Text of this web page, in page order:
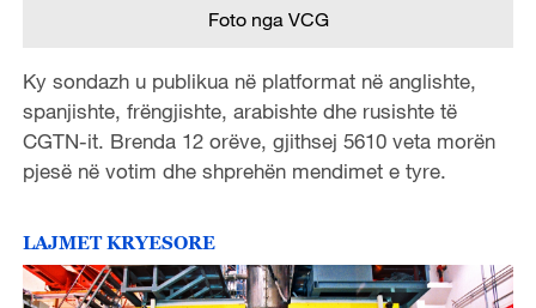
Foto nga VCG
Ky sondazh u publikua në platformat në anglishte,
spanjishte, frëngjishte, arabishte dhe rusishte të
CGTN-it. Brenda 12 orëve, gjithsej 5610 veta morën
pjesë në votim dhe shprehën mendimet e tyre.
LAJMET KRYESORE